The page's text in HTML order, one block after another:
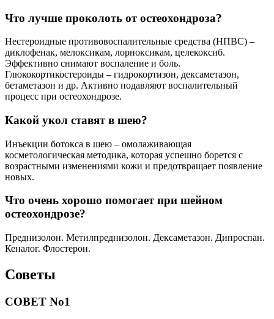
Что лучше проколоть от остеохондроза?
Нестероидные противовоспалительные средства (НПВС) –
диклофенак, мелоксикам, лорноксикам, целекоксиб.
Эффективно снимают воспаление и боль.
Глюкокортикостероиды – гидрокортизон, дексаметазон,
бетаметазон и др. Активно подавляют воспалительный
процесс при остеохондрозе.
Какой укол ставят в шею?
Инъекции ботокса в шею – омолаживающая
косметологическая методика, которая успешно борется с
возрастными изменениями кожи и предотвращает появление
новых.
Что очень хорошо помогает при шейном
остеохондрозе?
Преднизолон. Метилпреднизолон. Дексаметазон. Дипроспан.
Кеналог. Флостерон.
Советы
СОВЕТ No1